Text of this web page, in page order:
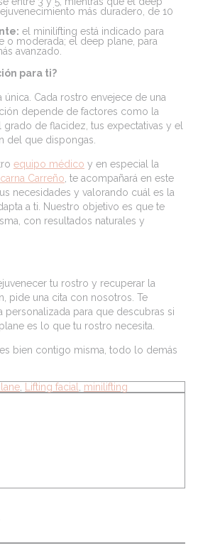
más duradero, de 10
el minilifting está indicado para
o moderada; el deep plane, para
avanzado.
para ti?
única. Cada rostro envejece de una
depende de factores como la
de flacidez, tus expectativas y el
del que dispongas.
equipo médico y en especial la
Carreño te acompañará en este
necesidades y valorando cuál es la
a ti. Nuestro objetivo es que te
con resultados naturales y
tu rostro y recuperar la
pide una cita con nosotros. Te
personalizada para que descubras si
plane es lo que tu rostro necesita.
bien contigo misma, todo lo demás
Lifting facial minilifting